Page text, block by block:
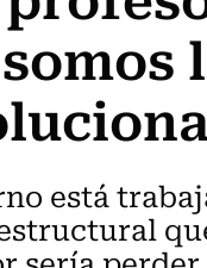
está